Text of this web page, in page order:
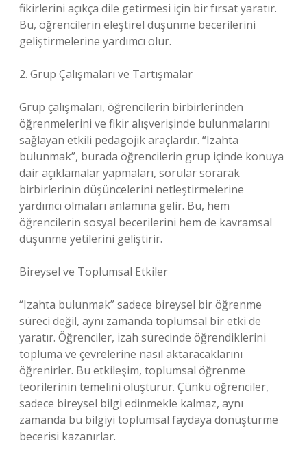
fikirlerini açıkça dile getirmesi için bir fırsat yaratır.
Bu, öğrencilerin eleştirel düşünme becerilerini
geliştirmelerine yardımcı olur.
2. Grup Çalışmaları ve Tartışmalar
Grup çalışmaları, öğrencilerin birbirlerinden
öğrenmelerini ve fikir alışverişinde bulunmalarını
sağlayan etkili pedagojik araçlardır. “Izahta
bulunmak”, burada öğrencilerin grup içinde konuya
dair açıklamalar yapmaları, sorular sorarak
birbirlerinin düşüncelerini netleştirmelerine
yardımcı olmaları anlamına gelir. Bu, hem
öğrencilerin sosyal becerilerini hem de kavramsal
düşünme yetilerini geliştirir.
Bireysel ve Toplumsal Etkiler
“Izahta bulunmak” sadece bireysel bir öğrenme
süreci değil, aynı zamanda toplumsal bir etki de
yaratır. Öğrenciler, izah sürecinde öğrendiklerini
topluma ve çevrelerine nasıl aktaracaklarını
öğrenirler. Bu etkileşim, toplumsal öğrenme
teorilerinin temelini oluşturur. Çünkü öğrenciler,
sadece bireysel bilgi edinmekle kalmaz, aynı
zamanda bu bilgiyi toplumsal faydaya dönüştürme
becerisi kazanırlar.